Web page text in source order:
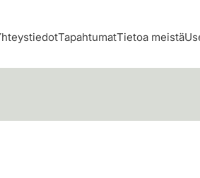
TapahtumatTietoa meistä